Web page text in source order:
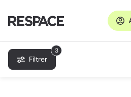
3
Filtrer